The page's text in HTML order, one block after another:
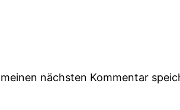
nächsten Kommentar